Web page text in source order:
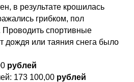
в результате крошилась
грибком, пол
Проводить спортивные
дождя или таяния снега было
рублей
173 100,00 рублей